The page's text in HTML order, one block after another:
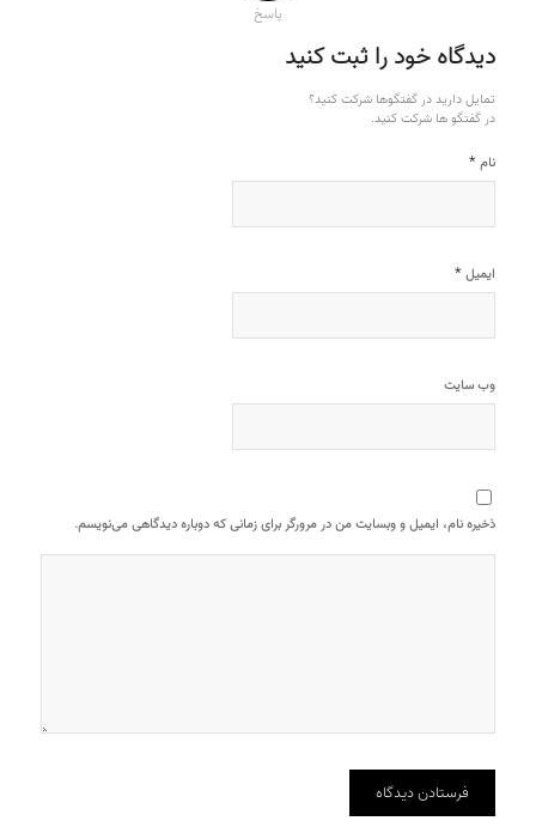
پاسخ
دیدگاه خود را ثبت کنید
تمایل دارید در گفتگوها شرکت کنید؟
در گفتگو ها شرکت کنید.
نام *
ایمیل *
وب‌ سایت
ذخیره نام، ایمیل و وبسایت من در مرورگر برای زمانی که دوباره دیدگاهی می‌نویسم.